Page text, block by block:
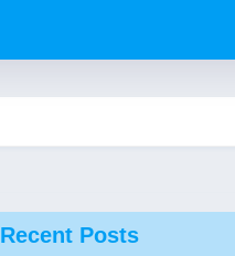
Recent Posts